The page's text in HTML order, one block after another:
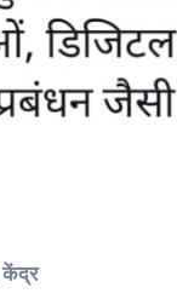
केंद्र